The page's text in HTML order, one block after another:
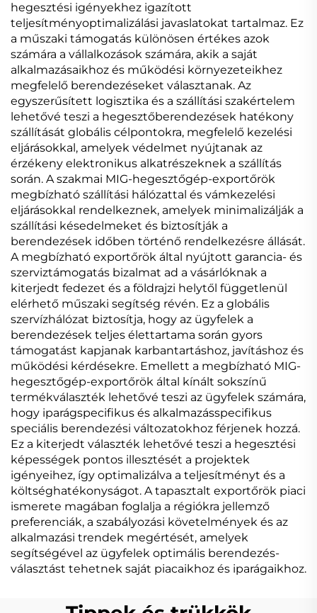
hegesztési igényekhez igazított
teljesítményoptimalizálási javaslatokat tartalmaz. Ez
a műszaki támogatás különösen értékes azok
számára a vállalkozások számára, akik a saját
alkalmazásaikhoz és működési környezeteikhez
megfelelő berendezéseket választanak. Az
egyszerűsített logisztika és a szállítási szakértelem
lehetővé teszi a hegesztőberendezések hatékony
szállítását globális célpontokra, megfelelő kezelési
eljárásokkal, amelyek védelmet nyújtanak az
érzékeny elektronikus alkatrészeknek a szállítás
során. A szakmai MIG-hegesztőgép-exportőrök
megbízható szállítási hálózattal és vámkezelési
eljárásokkal rendelkeznek, amelyek minimalizálják a
szállítási késedelmeket és biztosítják a
berendezések időben történő rendelkezésre állását.
A megbízható exportőrök által nyújtott garancia- és
szerviztámogatás bizalmat ad a vásárlóknak a
kiterjedt fedezet és a földrajzi helytől függetlenül
elérhető műszaki segítség révén. Ez a globális
szervízhálózat biztosítja, hogy az ügyfelek a
berendezések teljes élettartama során gyors
támogatást kapjanak karbantartáshoz, javításhoz és
működési kérdésekre. Emellett a megbízható MIG-
hegesztőgép-exportőrök által kínált sokszínű
termékválaszték lehetővé teszi az ügyfelek számára,
hogy iparágspecifikus és alkalmazásspecifikus
speciális berendezési változatokhoz férjenek hozzá.
Ez a kiterjedt választék lehetővé teszi a hegesztési
képességek pontos illesztését a projektek
igényeihez, így optimalizálva a teljesítményt és a
költséghatékonyságot. A tapasztalt exportőrök piaci
ismerete magában foglalja a régiókra jellemző
preferenciák, a szabályozási követelmények és az
alkalmazási trendek megértését, amelyek
segítségével az ügyfelek optimális berendezés-
választást tehetnek saját piacaikhoz és iparágaikhoz.